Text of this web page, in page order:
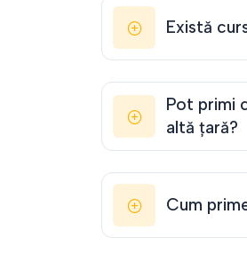
Există
Pot primi
altă țară?
Cum